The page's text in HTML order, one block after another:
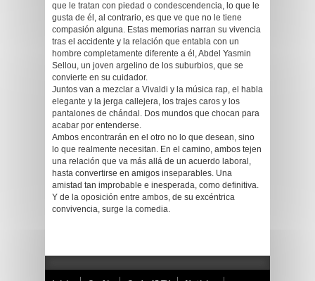
que le tratan con piedad o condescendencia, lo que le
gusta de él, al contrario, es que ve que no le tiene
compasión alguna. Estas memorias narran su vivencia
tras el accidente y la relación que entabla con un
hombre completamente diferente a él, Abdel Yasmin
Sellou, un joven argelino de los suburbios, que se
convierte en su cuidador.
Juntos van a mezclar a Vivaldi y la música rap, el habla
elegante y la jerga callejera, los trajes caros y los
pantalones de chándal. Dos mundos que chocan para
acabar por entenderse.
Ambos encontrarán en el otro no lo que desean, sino
lo que realmente necesitan. En el camino, ambos tejen
una relación que va más allá de un acuerdo laboral,
hasta convertirse en amigos inseparables. Una
amistad tan improbable e inesperada, como definitiva.
Y de la oposición entre ambos, de su excéntrica
convivencia, surge la comedia.